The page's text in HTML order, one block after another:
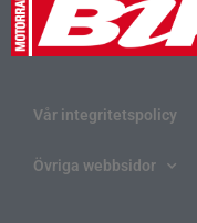
Vår integritetspolicy
Övriga webbsidor